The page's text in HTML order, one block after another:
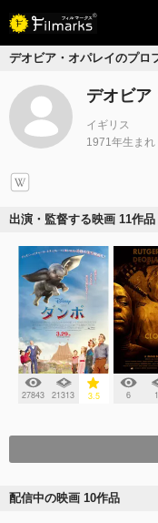
デオビア・オパレイのプロ
デオビア
イギリス
1971年生まれ
出演・監督する映画 11作品
27843 21313 3.5 6
配信中の映画 10作品